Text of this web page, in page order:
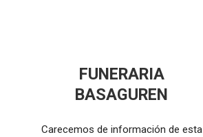
FUNERARIA
BASAGUREN
Carecemos de información de esta